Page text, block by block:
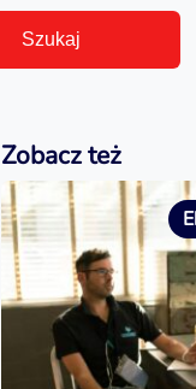
Szukaj
Zobacz też